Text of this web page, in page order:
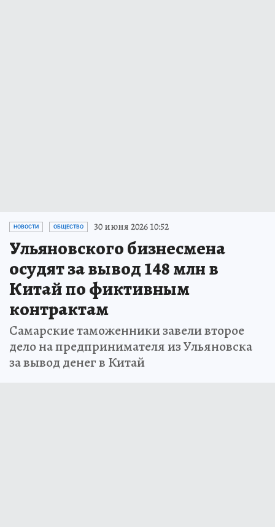
НОВОСТИ ОБЩЕСТВО 30 июня 2026 10:52
Ульяновского бизнесмена
осудят за вывод 148 млн в
Китай по фиктивным
контрактам
Самарские таможенники завели второе
дело на предпринимателя из Ульяновска
за вывод денег в Китай